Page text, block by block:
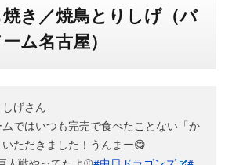
き／焼鳥とりしげ（バ
ム名古屋）
げさん
ではいつも完売で食べたことない「か
ただきました！うんまー😋